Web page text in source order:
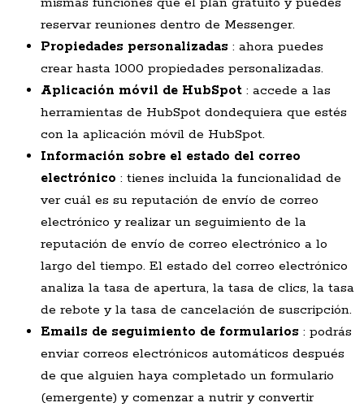
reservar reuniones dentro de Messenger.
Propiedades personalizadas : ahora puedes
crear hasta 1000 propiedades personalizadas.
Aplicación móvil de HubSpot : accede a las
herramientas de HubSpot dondequiera que estés
con la aplicación móvil de HubSpot.
Información sobre el estado del correo
electrónico : tienes incluida la funcionalidad de
ver cuál es su reputación de envío de correo
electrónico y realizar un seguimiento de la
reputación de envío de correo electrónico a lo
largo del tiempo. El estado del correo electrónico
analiza la tasa de apertura, la tasa de clics, la tasa
de rebote y la tasa de cancelación de suscripción.
Emails de seguimiento de formularios : podrás
enviar correos electrónicos automáticos después
de que alguien haya completado un formulario
(emergente) y comenzar a nutrir y convertir